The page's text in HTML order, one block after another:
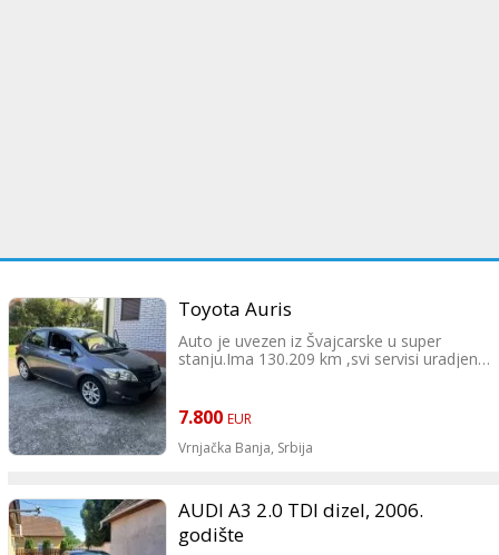
Toyota Auris
Auto je uvezen iz Švajcarske u super
stanju.Ima 130.209 km ,svi servisi uradjeni
gume..Kontakt 0643762200
7.800 EUR
Vrnjačka Banja, Srbija
AUDI A3 2.0 TDI dizel, 2006.
godište